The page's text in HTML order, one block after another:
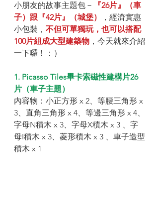
小朋友的故事主題包－
『26片』（車
子）跟『42片』（城堡）
，經濟實惠
小包裝， 不但可單獨玩，也可以搭配
100片組成大型建築物 ，今天就來介紹
一下囉！：）
1. Picasso Tiles畢卡索磁性建構片26
片（車子主題）
內容物：小正方形 x 2、等腰三角形 x
3、直角三角形 x 4、等邊三角形 x 4、
字母N積木 x 3、字母X積木 x 3 、字
母I積木 x 3、菱形積木 x 3 、車子造型
積木 x 1